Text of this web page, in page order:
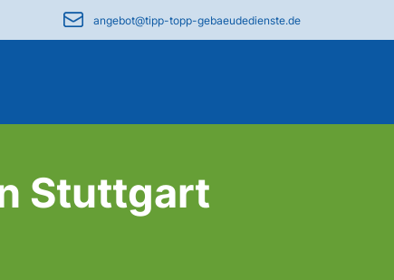
angebot@tipp-topp-gebaeudedienste.de
Stuttgart